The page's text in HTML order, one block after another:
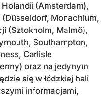
(Amsterdam),
Monachium,
(Sztokholm, Malmö),
Southampton,
Carlisle
oraz na jedynym
się w łódzkiej hali
informacjami,